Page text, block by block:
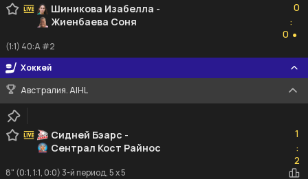
Шиникова Изабелла -
Жиенбаева Соня
0
:
0 ●
(1:1) 40:A #2
Хоккей
Австралия. AIHL
Сидней Бэарс -
Сентрал Кост Райнос
1
:2
2
8" (0:1, 1:1, 0:0) 3-й период, 5 x 5